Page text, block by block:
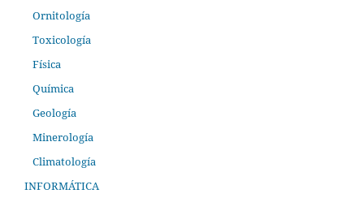
Ornitología
Toxicología
Física
Química
Geología
Minerología
Climatología
INFORMÁTICA